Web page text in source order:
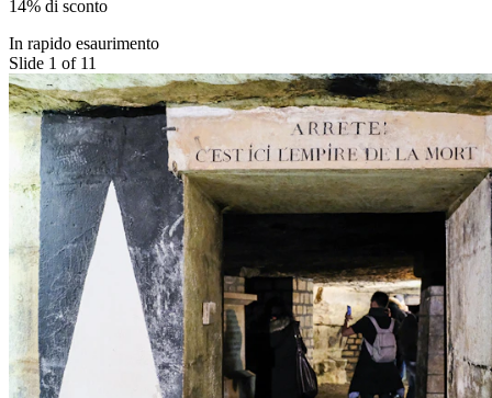
14% di sconto
In rapido esaurimento
Slide 1 of 11